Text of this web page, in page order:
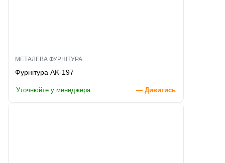
МЕТАЛЕВА ФУРНІТУРА
Фурнітура AK-197
Уточнюйте у менеджера — Дивитись